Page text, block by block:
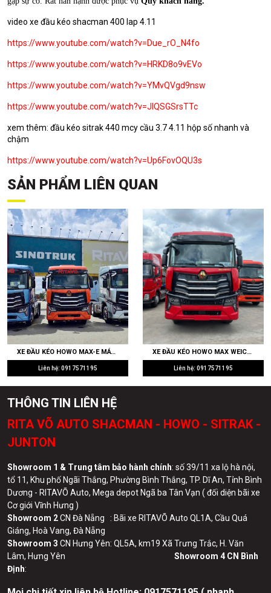
video xe đầu kéo shacman 400 lap 4.11
https://www.youtube.com/watch?v=Due_rO_N4fo
https://www.youtube.com/watch?v=HRKD8o9vEVo
https://www.youtube.com/watch?v=YMvQVgd9nsw
https://www.youtube.com/watch?v=JIQSGSrsTTc
xem thêm: đầu kéo sitrak 440 mcy cầu 3.7 4.11 hộp số nhanh và
chậm
https://www.youtube.com/watch?v=Up6FovOQU3s
SẢN PHẨM LIÊN QUAN
XE ĐẦU KÉO HOWO MAX-E MÁY WEICHAI 400HP CẦU LÁP 4.111 SIÊU TIẾT KIỆM NHIÊN LIỆU CHẠY CONT CẢNG
Liên hệ: 0917571195
XE ĐẦU KÉO HOWO MAX WEICHAI 430HP WP10.5H CẦU LÁP 4.111 RITAVO AUTO NHẬP KHẨU GIÁ TỐT
Liên hệ: 0917571195
THÔNG TIN LIÊN HỆ
RITA VÕ AUTO SHACMAN - HOWO - SITRAK -
JUNTON
Showroom 1 & Trung tâm bảo hành chính: số 39/11 xa lộ hà nội,
tổ 11, Khu phố Ngãi Thắng, Phường Bình Thắng, TP. Dĩ An, Tỉnh Bình
Dương - RITAVÕ Auto, Mega depot Ngã ba Tân Vạn ( đối diện bãi xe
Cơ giới Vĩnh Hưng )
Showroom 2CN Đà Nẵng : Bãi xe RITAVÕ Auto QL1A, Cầu Quá
Giáng, Hoà Vang, Đà Nẵng
Showroom 3 CN Hưng Yên: QL5A, km19 Xã Trưng Trắc, H. Văn
Lâm, Hưng Yên Showroom 4 CN Bình
Định: